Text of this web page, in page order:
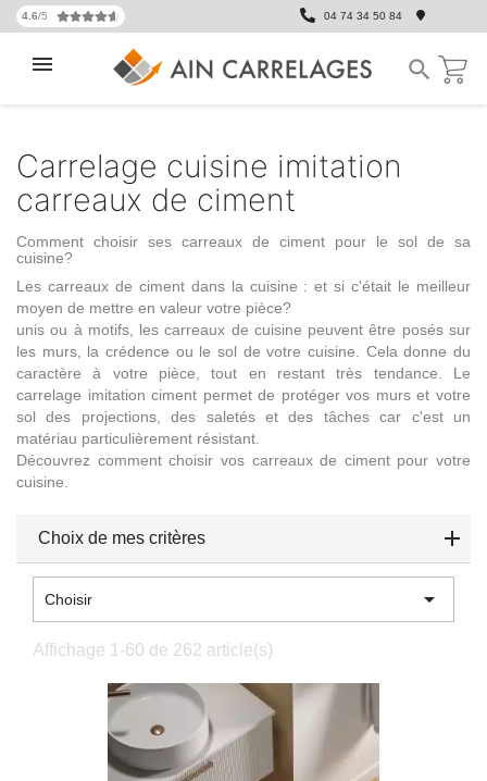
4.6/5 04 74 34 50 84

Carrelage cuisine imitation
carreaux de ciment
Comment choisir ses carreaux de ciment pour le sol de sa
cuisine?
Les carreaux de ciment dans la cuisine : et si c'était le meilleur
moyen de mettre en valeur votre pièce?
unis ou à motifs, les carreaux de cuisine peuvent être posés sur
les murs, la crédence ou le sol de votre cuisine. Cela donne du
caractère à votre pièce, tout en restant très tendance. Le
carrelage imitation ciment permet de protéger vos murs et votre
sol des projections, des saletés et des tâches car c'est un
matériau particulièrement résistant.
Découvrez comment choisir vos carreaux de ciment pour votre
cuisine.
Choix de mes critères
Choisir 
Affichage 1-60 de 262 article(s)